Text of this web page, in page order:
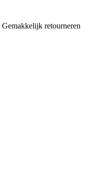
Gemakkelijk retourneren